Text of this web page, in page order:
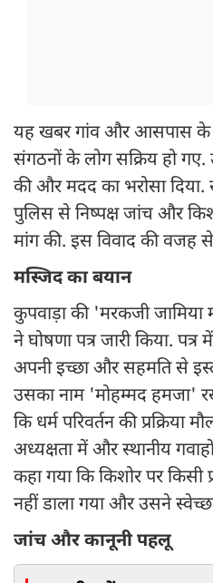
यह खबर गांव और आसपास के
संगठनों के लोग सक्रिय हो गए.
की और मदद का भरोसा
पुलिस से निष्पक्ष जांच और
मांग की. इस विवाद की वजह
मस्जिद का बयान
कुपवाड़ा की 'मरकजी जामिया
ने घोषणा पत्र जारी किया.
अपनी इच्छा और सहमति से
उसका नाम 'मोहम्मद हमजा'
कि धर्म परिवर्तन की
अध्यक्षता में और स्थानीय
कहा गया कि किशोर पर किसी
नहीं डाला गया और उसने
जांच और कानूनी पहलू